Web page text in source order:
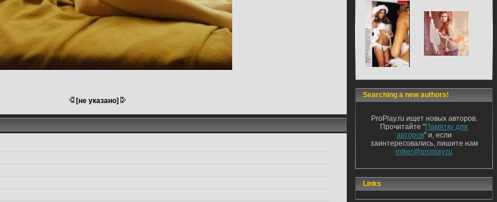
[не указано]
Searching a new authors!
ProPlay.ru ищет новых авторов.
Прочитайте "Памятку для
авторов" и, если
заинтересовались, пишите нам
miker@proplay.ru
Links